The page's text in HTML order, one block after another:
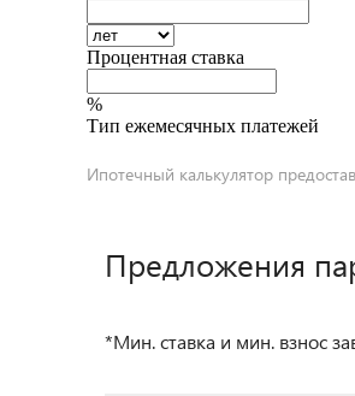
Ипотечный калькулятор
Предложения
*Мин. ставка и мин. взнос